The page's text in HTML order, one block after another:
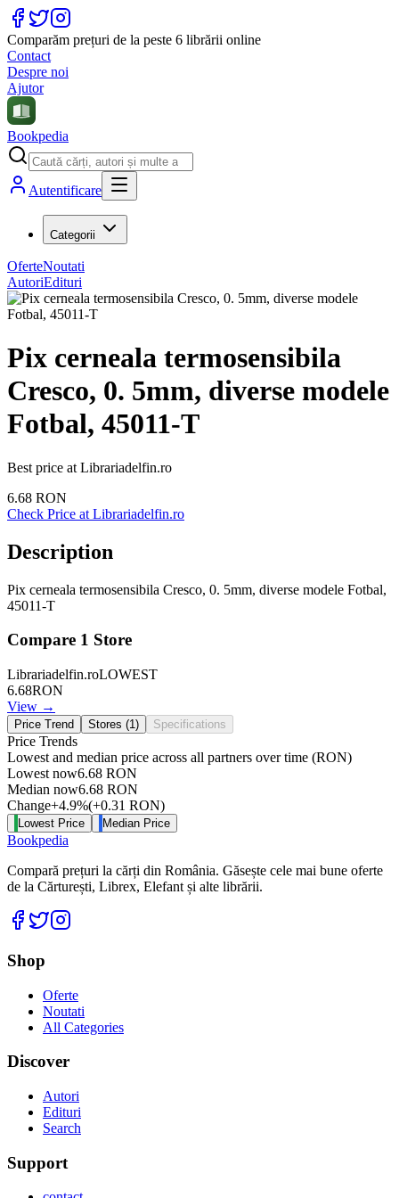
Comparăm prețuri de la peste 6 librării online
Contact
Despre noi
Ajutor
Bookpedia
Autentificare
Categorii
OferteNoutati
AutoriEdituri
Pix cerneala termosensibila
Cresco, 0. 5mm, diverse modele
Fotbal, 45011-T
Best price at Librariadelfin.ro
6.68 RON
Check Price at Librariadelfin.ro
Description
Pix cerneala termosensibila Cresco, 0. 5mm, diverse modele Fotbal,
45011-T
Compare 1 Store
Librariadelfin.roLOWEST
6.68RON
View →
Price Trend Stores (1) Specifications
Price Trends
Lowest and median price across all partners over time (RON)
Lowest now6.68 RON
Median now6.68 RON
Change+4.9%(+0.31 RON)
Lowest Price Median Price
Bookpedia
Compară prețuri la cărți din România. Găsește cele mai bune oferte
de la Cărturești, Librex, Elefant și alte librării.
Facebook
Twitter
Shop
Oferte
Noutati
All Categories
Discover
Autori
Edituri
Search
Support